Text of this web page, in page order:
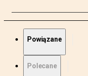
Powiązane
Polecane